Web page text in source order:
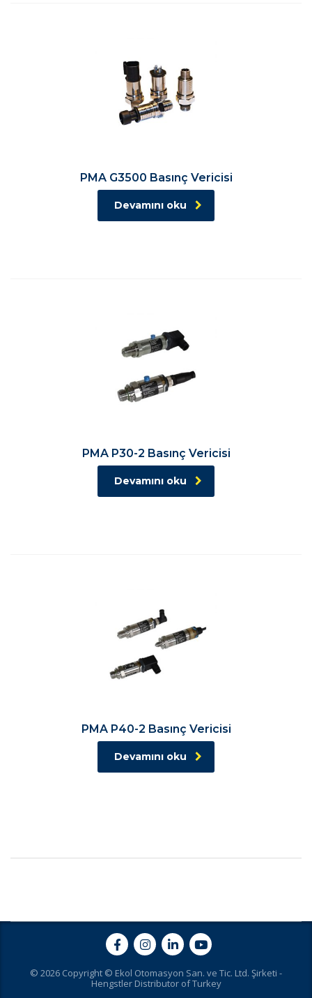
PMA G3500 Basınç Vericisi
Devamını oku
PMA P30-2 Basınç Vericisi
Devamını oku
PMA P40-2 Basınç Vericisi
Devamını oku
© 2026 Copyright © Ekol Otomasyon San. ve Tic. Ltd. Şirketi -
Hengstler Distributor of Turkey